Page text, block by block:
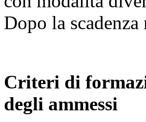
Dopo la
Criteri di
degli ammessi